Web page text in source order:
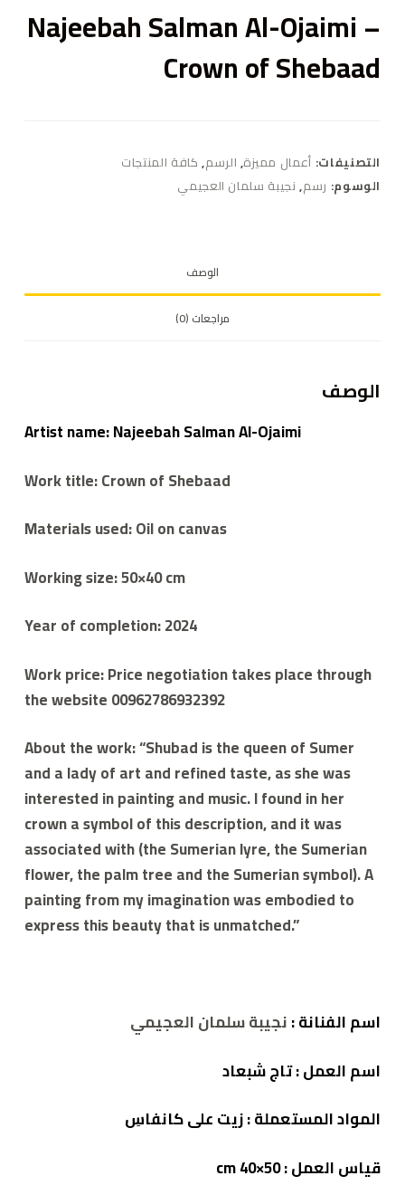
Najeebah Salman Al-Ojaimi –
Crown of Shebaad
التصنيفات: أعمال مميزة, الرسم, كافة المنتجات
الوسوم: رسم, نجيبة سلمان العجيمي
الوصف
مراجعات (0)
الوصف
Artist name: Najeebah Salman Al-Ojaimi
Work title: Crown of Shebaad
Materials used: Oil on canvas
Working size: 50×40 cm
Year of completion: 2024
Work price: Price negotiation takes place through
the website 00962786932392
About the work: “Shubad is the queen of Sumer
and a lady of art and refined taste, as she was
interested in painting and music. I found in her
crown a symbol of this description, and it was
associated with (the Sumerian lyre, the Sumerian
flower, the palm tree and the Sumerian symbol). A
painting from my imagination was embodied to
express this beauty that is unmatched.”
اسم الفنانة :نجيبة سلمان العجيمي
اسم العمل :تاج شبعاد
المواد المستعملة : زيتعلى كانفاسِ
قياس العمل : cm 40×50